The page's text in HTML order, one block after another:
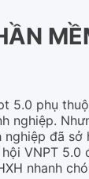
5.0 phụ
nghiệp.
nghiệp đã sở
VNPT 5.0
nhanh